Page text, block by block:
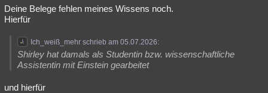
Deine Belege fehlen meines Wissens noch.
Hierfür
Ich_weiß_mehr schrieb am 05.07.2026:
Shirley hat damals als Studentin bzw. wissenschaftliche
Assistentin mit Einstein gearbeitet
und hierfür